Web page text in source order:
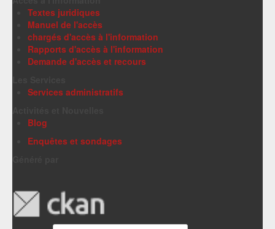
Textes juridiques
Manuel de l'accès
chargés d'accès à l'information
Rapports d'accès à l'information
Demande d'accès et recours
Services administratifs
Blog
Enquêtes et sondages